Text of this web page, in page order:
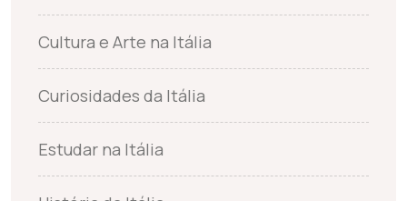
Cultura e Arte na Itália
Curiosidades da Itália
Estudar na Itália